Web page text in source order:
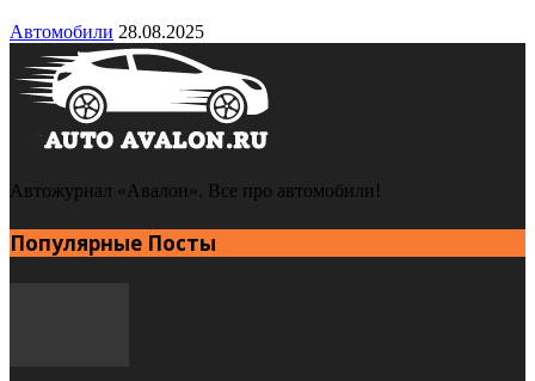
Автомобили 28.08.2025
Автожурнал «Авалон». Все про автомобили!
Популярные Посты